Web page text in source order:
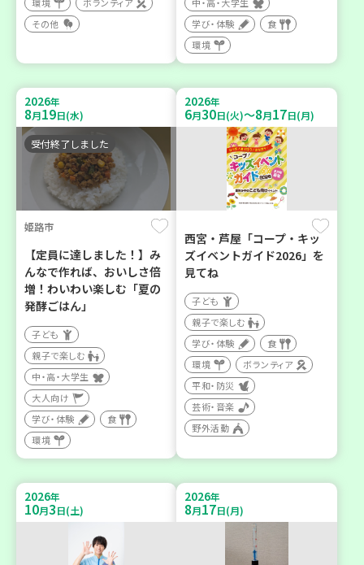
環境
ボランティア
その他
中・高・大学生
学び・体験
食
環境
2026年
8月19日(水)
受付終了しました
姫路市
【定員に達しました！】み
んなで作れば、おいしさ倍
増！わいわい楽しむ「夏の
発酵ごはん」
子ども
親子で楽しむ
中・高・大学生
大人向け
学び・体験
食
環境
2026年
6月30日(火)～8月17日(月)
西宮・芦屋「コープ・キッ
ズイベントガイド2026」を
見てね
子ども
親子で楽しむ
学び・体験
食
環境
ボランティア
平和・防災
芸術・音楽
野外活動
2026年
10月3日(土)
2026年
8月17日(月)